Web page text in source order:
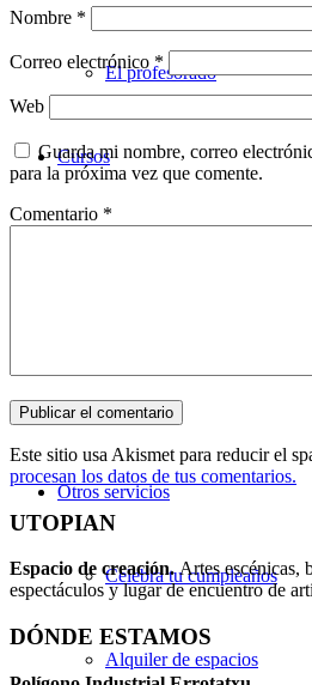
El profesorado
Cursos
Música
Otros servicios
Celebra tu cumpleaños
Alquiler de espacios
Nombre *
Correo electrónico *
Web
Guarda mi nombre, correo
para la próxima vez que comente.
Comentario *
Este sitio usa Akismet para reducir el
procesan los datos de tus comentarios.
UTOPIAN
Espacio de creación.Artes escénicas,
espectáculos y lugar de encuentro de
DÓNDE ESTAMOS